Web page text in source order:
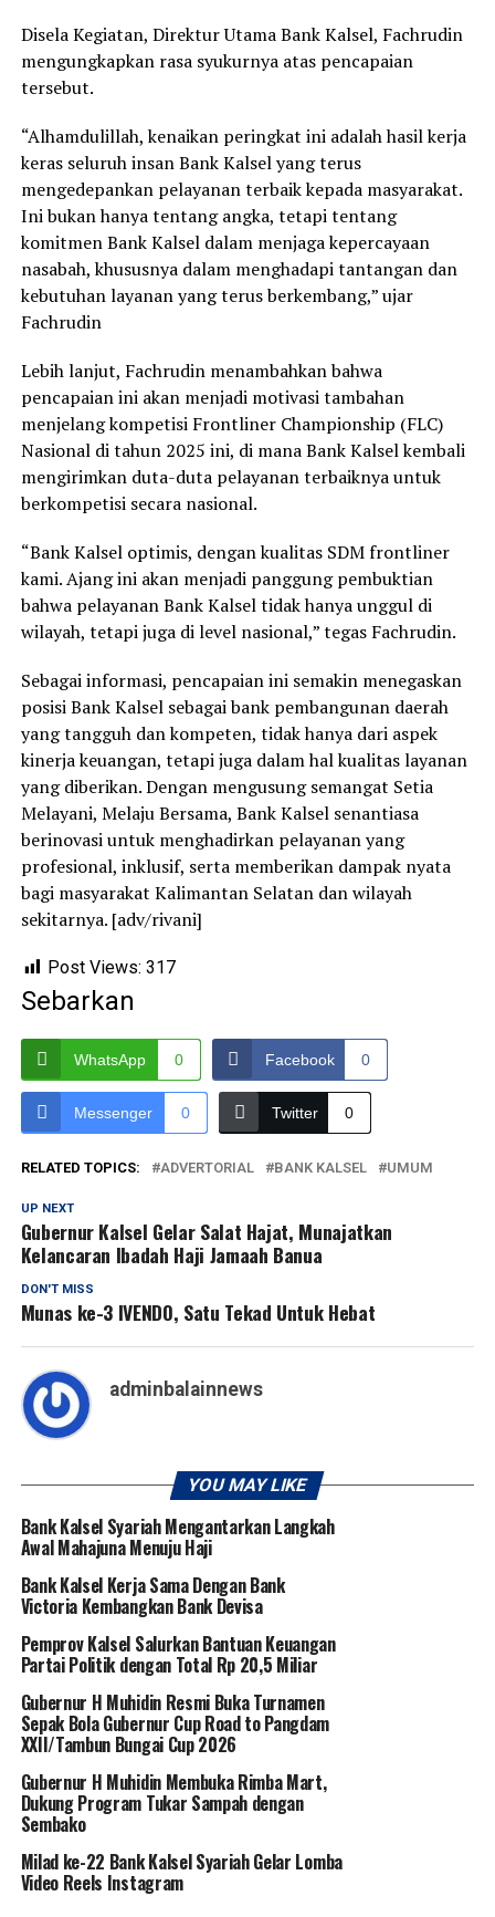
Disela Kegiatan, Direktur Utama Bank Kalsel, Fachrudin
mengungkapkan rasa syukurnya atas pencapaian
tersebut.
“Alhamdulillah, kenaikan peringkat ini adalah hasil kerja
keras seluruh insan Bank Kalsel yang terus
mengedepankan pelayanan terbaik kepada masyarakat.
Ini bukan hanya tentang angka, tetapi tentang
komitmen Bank Kalsel dalam menjaga kepercayaan
nasabah, khususnya dalam menghadapi tantangan dan
kebutuhan layanan yang terus berkembang,” ujar
Fachrudin
Lebih lanjut, Fachrudin menambahkan bahwa
pencapaian ini akan menjadi motivasi tambahan
menjelang kompetisi Frontliner Championship (FLC)
Nasional di tahun 2025 ini, di mana Bank Kalsel kembali
mengirimkan duta-duta pelayanan terbaiknya untuk
berkompetisi secara nasional.
“Bank Kalsel optimis, dengan kualitas SDM frontliner
kami. Ajang ini akan menjadi panggung pembuktian
bahwa pelayanan Bank Kalsel tidak hanya unggul di
wilayah, tetapi juga di level nasional,” tegas Fachrudin.
Sebagai informasi, pencapaian ini semakin menegaskan
posisi Bank Kalsel sebagai bank pembangunan daerah
yang tangguh dan kompeten, tidak hanya dari aspek
kinerja keuangan, tetapi juga dalam hal kualitas layanan
yang diberikan. Dengan mengusung semangat Setia
Melayani, Melaju Bersama, Bank Kalsel senantiasa
berinovasi untuk menghadirkan pelayanan yang
profesional, inklusif, serta memberikan dampak nyata
bagi masyarakat Kalimantan Selatan dan wilayah
sekitarnya. [adv/rivani]
Post Views: 317
Sebarkan
WhatsApp 0 Facebook 0
Messenger 0 Twitter 0
RELATED TOPICS: ADVERTORIAL BANK KALSEL UMUM
UP NEXT
Gubernur Kalsel Gelar Salat Hajat, Munajatkan
Kelancaran Ibadah Haji Jamaah Banua
DON'T MISS
Munas ke-3 IVENDO, Satu Tekad Untuk Hebat
adminbalainnews
YOU MAY LIKE
Bank Kalsel Syariah Mengantarkan Langkah
Awal Mahajuna Menuju Haji
Bank Kalsel Kerja Sama Dengan Bank
Victoria Kembangkan Bank Devisa
Pemprov Kalsel Salurkan Bantuan Keuangan
Partai Politik dengan Total Rp 20,5 Miliar
Gubernur H Muhidin Resmi Buka Turnamen
Sepak Bola Gubernur Cup Road to Pangdam
XXII/Tambun Bungai Cup 2026
Gubernur H Muhidin Membuka Rimba Mart,
Dukung Program Tukar Sampah dengan
Sembako
Milad ke-22 Bank Kalsel Syariah Gelar Lomba
Video Reels Instagram